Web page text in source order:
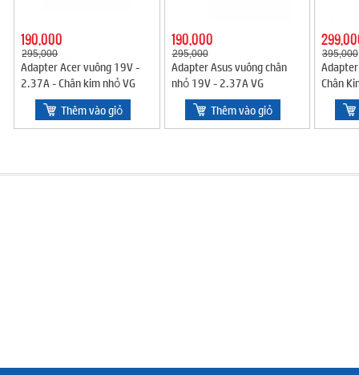
190,000
295,000
Adapter Acer vuông 19V -
2.37A - Chân kim nhỏ VG
Thêm vào giỏ
190,000
295,000
Adapter Asus vuông chân
nhỏ 19V - 2.37A VG
Thêm vào giỏ
395,000
Chân